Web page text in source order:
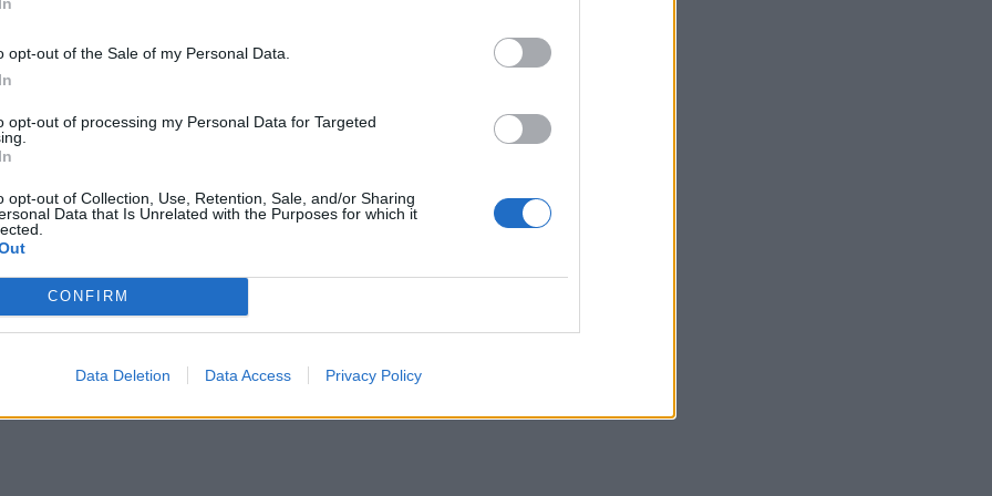
opt-out of the Sale of my Personal Data.
opt-out of processing my Personal Data for Targeted
opt-out of Collection, Use, Retention, Sale, and/or Sharing
Data that Is Unrelated with the Purposes for which it
CONFIRM
Data Deletion Data Access Privacy Policy
i że ominie go ludzka pogarda
otrzymał od swych rodziców
aby mógł wzbić się jak najwyżej.